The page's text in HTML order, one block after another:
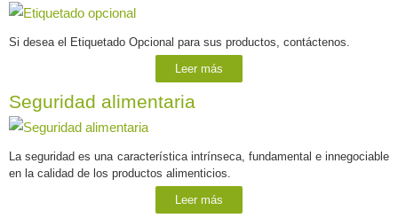
Si desea el Etiquetado Opcional para sus productos, contáctenos.
Leer más
Seguridad alimentaria
La seguridad es una característica intrínseca, fundamental e innegociable
en la calidad de los productos alimenticios.
Leer más